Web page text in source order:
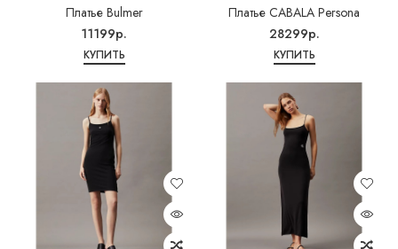
Платье Bulmer
11199р.
КУПИТЬ
Платье CABALA Persona
28299р.
КУПИТЬ